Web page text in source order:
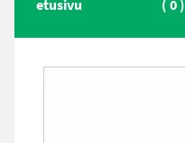
etusivu
(0)